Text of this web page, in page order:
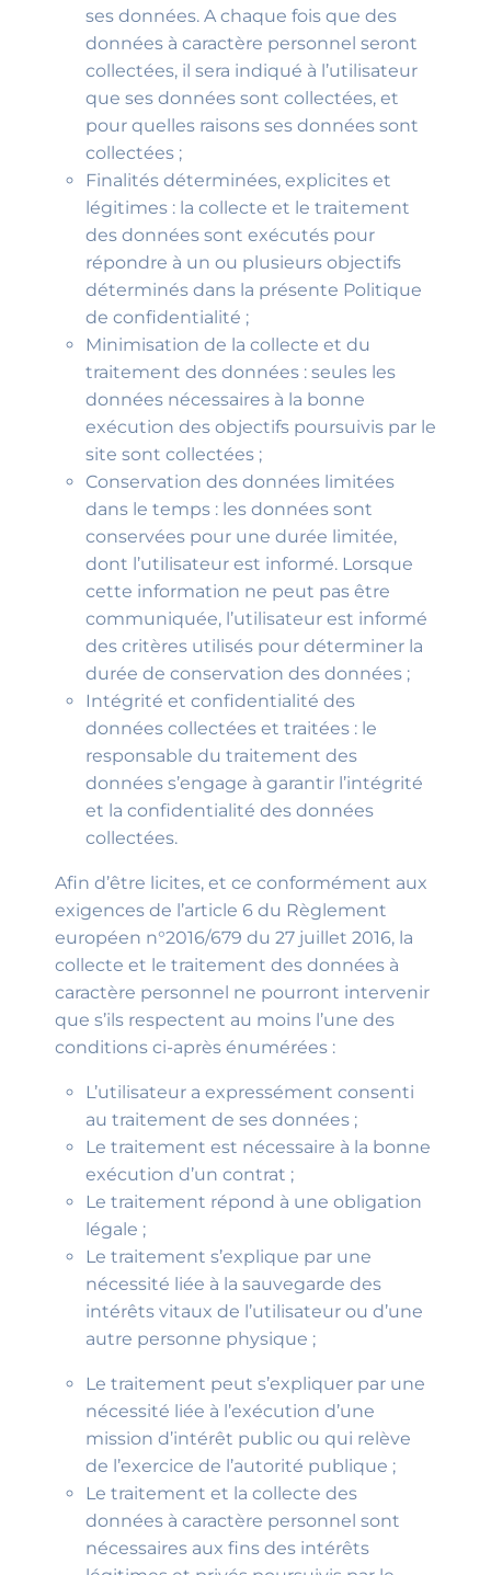
ses données. A chaque fois que des
données à caractère personnel seront
collectées, il sera indiqué à l’utilisateur
que ses données sont collectées, et
pour quelles raisons ses données sont
collectées ;
Finalités déterminées, explicites et
légitimes : la collecte et le traitement
des données sont exécutés pour
répondre à un ou plusieurs objectifs
déterminés dans la présente Politique
de confidentialité ;
Minimisation de la collecte et du
traitement des données : seules les
données nécessaires à la bonne
exécution des objectifs poursuivis par le
site sont collectées ;
Conservation des données limitées
dans le temps : les données sont
conservées pour une durée limitée,
dont l’utilisateur est informé. Lorsque
cette information ne peut pas être
communiquée, l’utilisateur est informé
des critères utilisés pour déterminer la
durée de conservation des données ;
Intégrité et confidentialité des
données collectées et traitées : le
responsable du traitement des
données s’engage à garantir l’intégrité
et la confidentialité des données
collectées.
Afin d’être licites, et ce conformément aux
exigences de l’article 6 du Règlement
européen n°2016/679 du 27 juillet 2016, la
collecte et le traitement des données à
caractère personnel ne pourront intervenir
que s’ils respectent au moins l’une des
conditions ci-après énumérées :
L’utilisateur a expressément consenti
au traitement de ses données ;
Le traitement est nécessaire à la bonne
exécution d’un contrat ;
Le traitement répond à une obligation
légale ;
Le traitement s’explique par une
nécessité liée à la sauvegarde des
intérêts vitaux de l’utilisateur ou d’une
autre personne physique ;
Le traitement peut s’expliquer par une
nécessité liée à l’exécution d’une
mission d’intérêt public ou qui relève
de l’exercice de l’autorité publique ;
Le traitement et la collecte des
données à caractère personnel sont
nécessaires aux fins des intérêts